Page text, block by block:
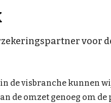
voor
de visbranche kunnen
de omzet genoeg om